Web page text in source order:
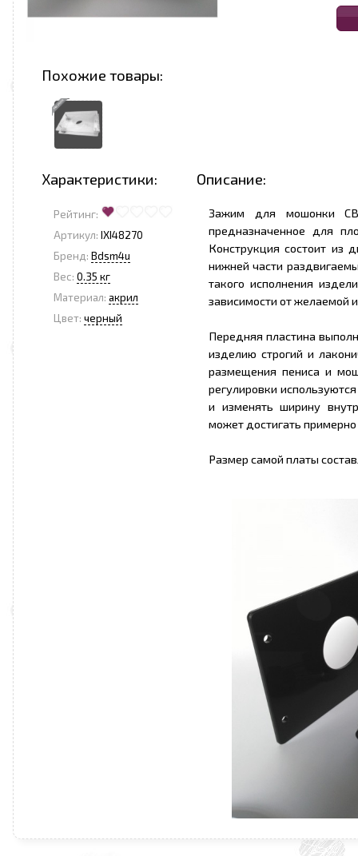
Похожие товары:
Характеристики: Описание:
Рейтинг:
Артикул: IXI48270
Бренд: Bdsm4u
Вес: 0.35 кг
Материал: акрил
Цвет: черный
Зажим для мошонки
предназначенное для
Конструкция состоит из
нижней части
такого исполнения
зависимости от желаемой
Передняя пластина
изделию строгий и
размещения пениса и
регулировки
и изменять ширину
может достигать
Размер самой платы